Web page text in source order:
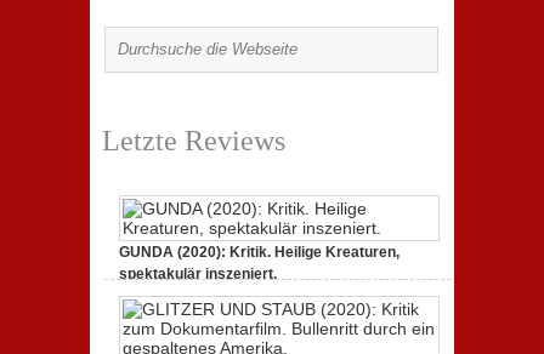
Letzte Reviews
GUNDA (2020): Kritik. Heilige Kreaturen,
spektakulär inszeniert.
GUNDA
(2020):
Kritik.